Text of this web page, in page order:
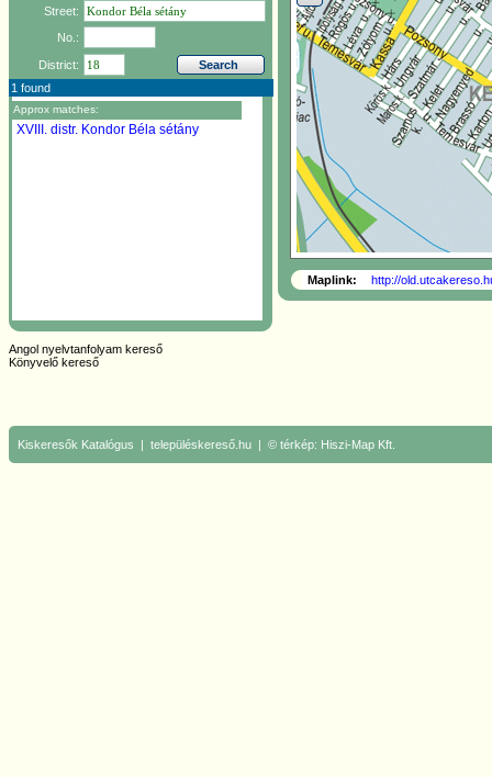
Street:
No.:
District:
1 found
Approx matches:
XVIII. distr. Kondor Béla sétány
Angol nyelvtanfolyam kereső
Könyvelő kereső
Maplink: http://
Kiskeresők Katalógus | településkereső.hu | © térkép: Hiszi-Map Kft.